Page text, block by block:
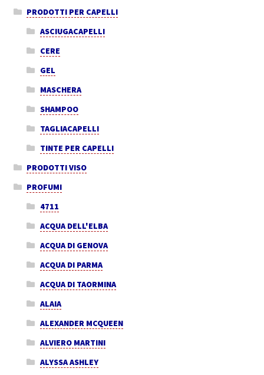
PRODOTTI PER CAPELLI
ASCIUGACAPELLI
CERE
GEL
MASCHERA
SHAMPOO
TAGLIACAPELLI
TINTE PER CAPELLI
PRODOTTI VISO
PROFUMI
4711
ACQUA DELL'ELBA
ACQUA DI GENOVA
ACQUA DI PARMA
ACQUA DI TAORMINA
ALAIA
ALEXANDER MCQUEEN
ALVIERO MARTINI
ALYSSA ASHLEY